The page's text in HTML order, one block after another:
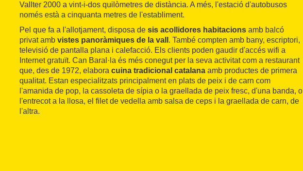
Vallter 2000 a vint-i-dos quilòmetres de distància. A més, l'estació d'autobusos
només està a cinquanta metres de l'establiment.
Pel que fa a l'allotjament, disposa de sis acollidores habitacions amb balcó
privat amb vistes panoràmiques de la vall . També compten amb bany, escriptori,
televisió de pantalla plana i calefacció. Els clients poden gaudir d'accés wifi a
Internet gratuït. Can Baral·la és més conegut per la seva activitat com a restaurant
que, des de 1972, elabora cuina tradicional catalana amb productes de primera
qualitat. Estan especialitzats principalment en plats de peix i de carn com
l'amanida de pop, la cassoleta de sípia o la graellada de peix fresc, d'una banda, o
l'entrecot a la llosa, el filet de vedella amb salsa de ceps i la graellada de carn, de
l'altra.